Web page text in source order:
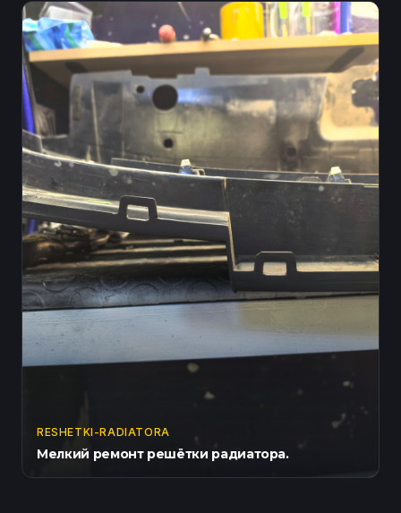
RESHETKI-RADIATORA
Мелкий ремонт решётки радиатора.